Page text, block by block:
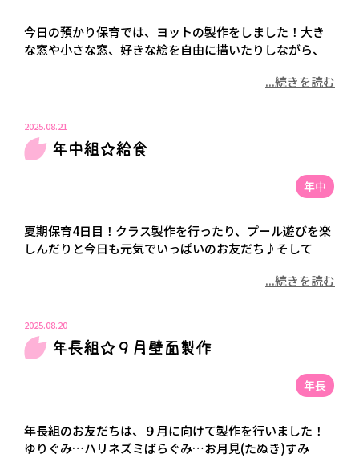
今日の預かり保育では、ヨットの製作をしました！大き
な窓や小さな窓、好きな絵を自由に描いたりしながら、
...続きを読む
2025.08.21
年中組☆給食
年中
夏期保育4日目！クラス製作を行ったり、プール遊びを楽
しんだりと今日も元気でいっぱいのお友だち♪そして
...続きを読む
2025.08.20
年長組☆９月壁面製作
年長
年長組のお友だちは、９月に向けて製作を行いました！
ゆりぐみ…ハリネズミばらぐみ…お月見(たぬき)すみ